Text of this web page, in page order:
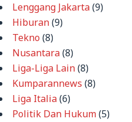
Lenggang Jakarta(9)
Hiburan(9)
Tekno (8)
Nusantara(8)
Liga-Liga Lain(8)
Kumparannews (8)
Liga Italia(6)
Politik Dan Hukum(5)